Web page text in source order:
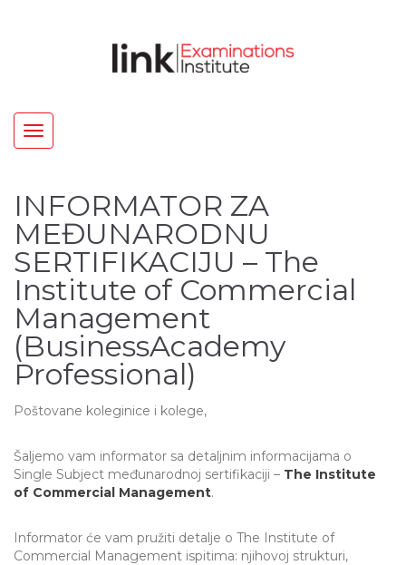
Toggle
navigation
INFORMATOR ZA
MEĐUNARODNU
SERTIFIKACIJU – The
Institute of Commercial
Management
(BusinessAcademy
Professional)
Poštovane koleginice i kolege,
Šaljemo vam informator sa detaljnim informacijama o
Single Subject međunarodnoj sertifikaciji – The Institute
of Commercial Management.
Informator će vam pružiti detalje o The Institute of
Commercial Management ispitima: njihovoj strukturi,